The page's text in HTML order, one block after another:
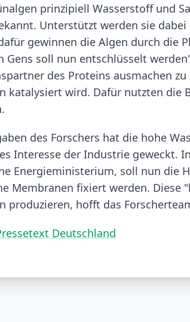
prinzipiell Wasserstoff und
Unterstützt werden sie
gewinnen die Algen durch die
Gens soll nun entschlüsselt
des Proteins ausmachen
katalysiert wird. Dafür nutzten die
des Forschers hat die hohe
Interesse der Industrie geweckt.
Energieministerium, soll nun die
Membranen fixiert werden. Diese
produzieren, hofft das
Deutschland